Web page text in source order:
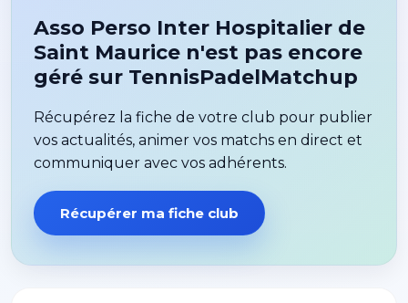
Asso Perso Inter Hospitalier de
Saint Maurice n'est pas encore
géré sur TennisPadelMatchup
Récupérez la fiche de votre club pour publier
vos actualités, animer vos matchs en direct et
communiquer avec vos adhérents.
Récupérer ma fiche club